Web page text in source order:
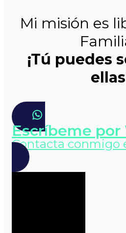
Mi misión es
¡Tú puedes
Escríbeme
Contacta conmigo